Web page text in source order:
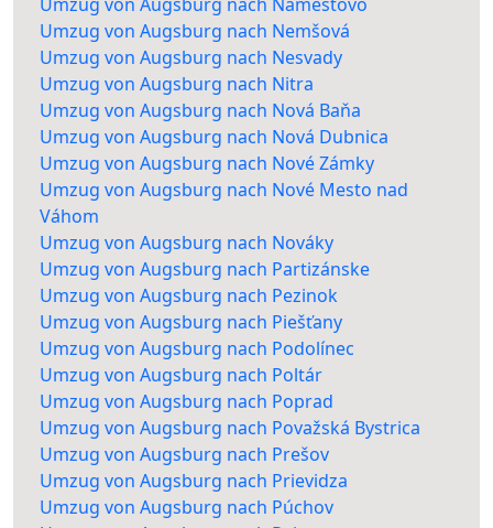
Umzug von Augsburg nach Nemšová
Umzug von Augsburg nach Nesvady
Umzug von Augsburg nach Nitra
Umzug von Augsburg nach Nová Baňa
Umzug von Augsburg nach Nová Dubnica
Umzug von Augsburg nach Nové Zámky
Umzug von Augsburg nach Nové Mesto nad
Váhom
Umzug von Augsburg nach Nováky
Umzug von Augsburg nach Partizánske
Umzug von Augsburg nach Pezinok
Umzug von Augsburg nach Piešťany
Umzug von Augsburg nach Podolínec
Umzug von Augsburg nach Poltár
Umzug von Augsburg nach Poprad
Umzug von Augsburg nach Považská Bystrica
Umzug von Augsburg nach Prešov
Umzug von Augsburg nach Prievidza
Umzug von Augsburg nach Púchov